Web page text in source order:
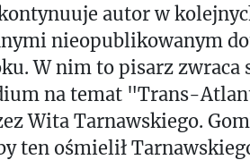
autor w
nieopublikowanym
W nim to pisarz zwraca
na temat "Trans-
Wita Tarnawskiego.
ten ośmielił